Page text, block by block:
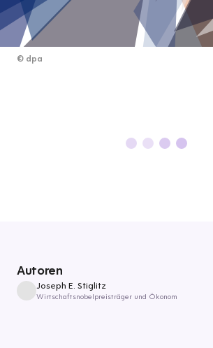
© dpa
Autoren
Joseph E. Stiglitz
Wirtschaftsnobelpreisträger und Ökonom